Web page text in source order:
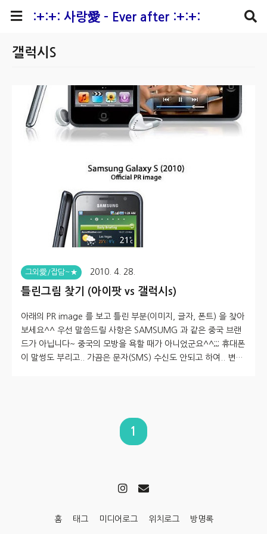
:+:+: 사랑愛 - Ever after :+:+:
갤럭시S
그외愛/잡담~★ 2010. 4. 28.
틀린그림 찾기 (아이팟 vs 갤럭시s)
아래의 PR image 를 보고 틀린 부분(이미지, 글자, 폰트) 을 찾아
보세요^^ 우선 말씀드릴 사항은 SAMSUMG 과 같은 중국 브랜
드가 아닙니다~ 중국의 모방을 욕할 때가 아니었군요^^;;; 휴대폰
이 말썽도 부리고.. 가끔은 문자(SMS) 수신도 안되고 하여.. 변경
가까운 현실... 노예계약은 하기 싫다보니..(99년부터 SKT를 써왔
지만서도) 그냥.. 장농에 모셔둔 옛~날 핸펀들이나 찾아보고.. 그
1
홈 태그 미디어로그 위치로그 방명록